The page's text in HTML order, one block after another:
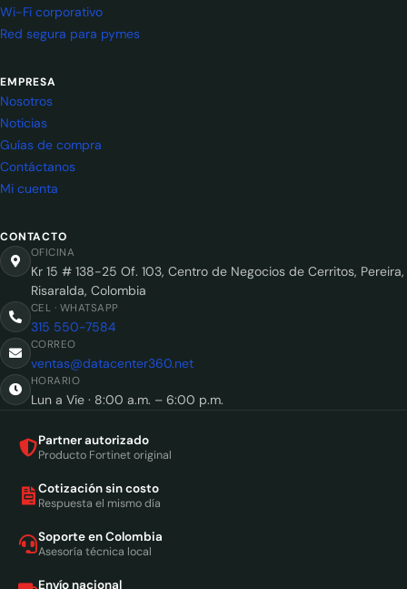
Wi-Fi corporativo
Red segura para pymes
EMPRESA
Nosotros
Noticias
Guías de compra
Contáctanos
Mi cuenta
CONTACTO
OFICINA
Kr 15 # 138-25 Of. 103, Centro de Negocios de Cerritos, Pereira,
Risaralda, Colombia
CEL · WHATSAPP
315 550-7584
CORREO
ventas@datacenter360.net
HORARIO
Lun a Vie · 8:00 a.m. – 6:00 p.m.
Partner autorizado
Producto Fortinet original
Cotización sin costo
Respuesta el mismo día
Soporte en Colombia
Asesoría técnica local
Envío nacional